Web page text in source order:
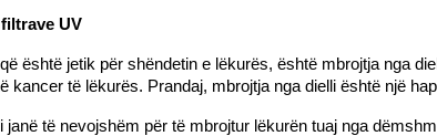
UV
është jetik për shëndetin e lëkurës, është mbrojtja nga
kancer të lëkurës. Prandaj, mbrojtja nga dielli është një
janë të nevojshëm për të mbrojtur lëkurën tuaj nga